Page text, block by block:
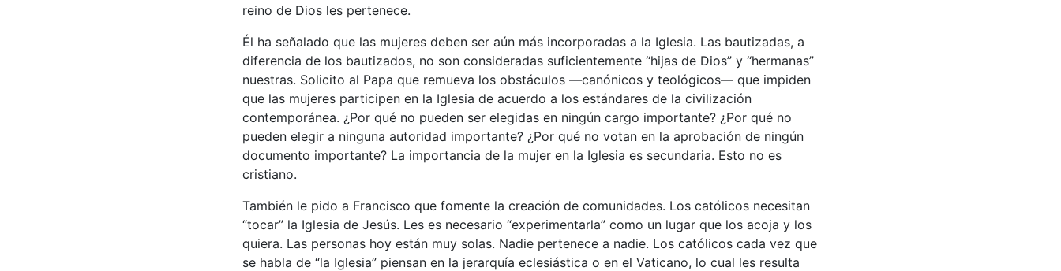
reino de Dios les pertenece.
Él ha señalado que las mujeres deben ser aún más incorporadas a la Iglesia. Las bautizadas, a
diferencia de los bautizados, no son consideradas suficientemente “hijas de Dios” y “hermanas”
nuestras. Solicito al Papa que remueva los obstáculos —canónicos y teológicos— que impiden
que las mujeres participen en la Iglesia de acuerdo a los estándares de la civilización
contemporánea. ¿Por qué no pueden ser elegidas en ningún cargo importante? ¿Por qué no
pueden elegir a ninguna autoridad importante? ¿Por qué no votan en la aprobación de ningún
documento importante? La importancia de la mujer en la Iglesia es secundaria. Esto no es
cristiano.
También le pido a Francisco que fomente la creación de comunidades. Los católicos necesitan
“tocar” la Iglesia de Jesús. Les es necesario “experimentarla” como un lugar que los acoja y los
quiera. Las personas hoy están muy solas. Nadie pertenece a nadie. Los católicos cada vez que
se habla de “la Iglesia” piensan en la jerarquía eclesiástica o en el Vaticano, lo cual les resulta